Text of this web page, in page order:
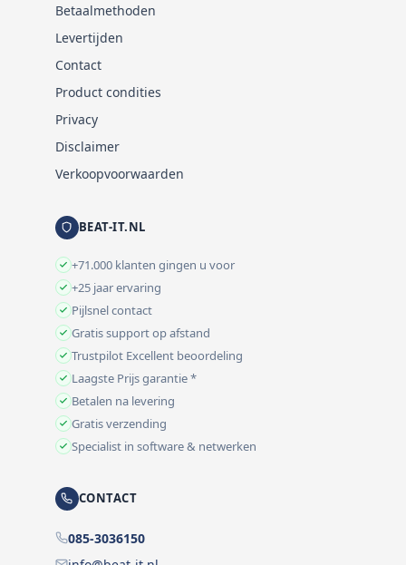
Betaalmethoden
Levertijden
Contact
Product condities
Privacy
Disclaimer
Verkoopvoorwaarden
BEAT-IT.NL
+71.000 klanten gingen u voor
+25 jaar ervaring
Pijlsnel contact
Gratis support op afstand
Trustpilot Excellent beoordeling
Laagste Prijs garantie *
Betalen na levering
Gratis verzending
Specialist in software & netwerken
CONTACT
085-3036150